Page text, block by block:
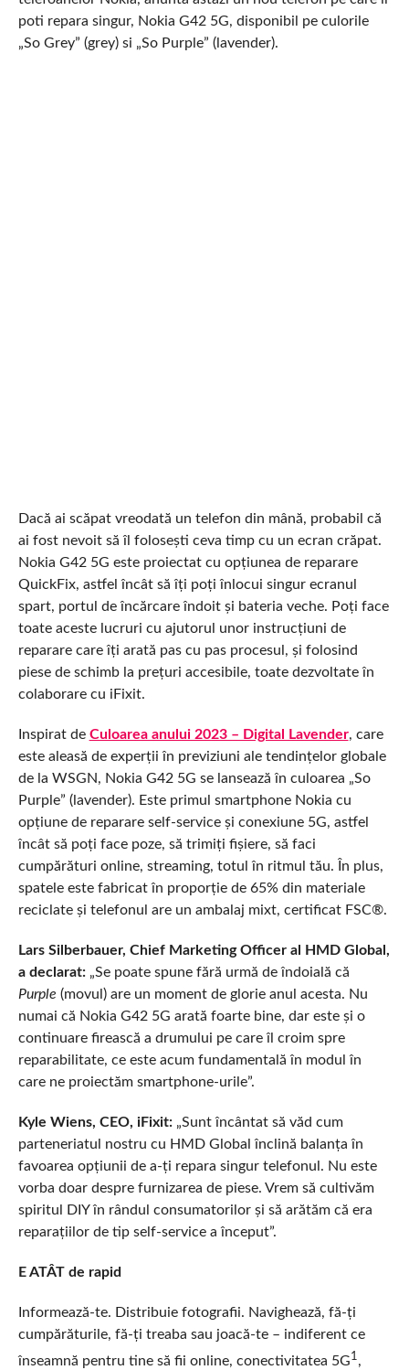
poti repara singur, Nokia G42 5G, disponibil pe culorile
„So Grey” (grey) si „So Purple” (lavender).
Dacă ai scăpat vreodată un telefon din mână, probabil că
ai fost nevoit să îl folosești ceva timp cu un ecran crăpat.
Nokia G42 5G este proiectat cu opțiunea de reparare
QuickFix, astfel încât să îți poți înlocui singur ecranul
spart, portul de încărcare îndoit și bateria veche. Poți face
toate aceste lucruri cu ajutorul unor instrucțiuni de
reparare care îți arată pas cu pas procesul, și folosind
piese de schimb la prețuri accesibile, toate dezvoltate în
colaborare cu iFixit.
Inspirat de Culoarea anului 2023 – Digital Lavender, care
este aleasă de experții în previziuni ale tendințelor globale
de la WSGN, Nokia G42 5G se lansează în culoarea „So
Purple” (lavender). Este primul smartphone Nokia cu
opțiune de reparare self-service și conexiune 5G, astfel
încât să poți face poze, să trimiți fișiere, să faci
cumpărături online, streaming, totul în ritmul tău. În plus,
spatele este fabricat în proporție de 65% din materiale
reciclate și telefonul are un ambalaj mixt, certificat FSC®.
Lars Silberbauer, Chief Marketing Officer al HMD Global,
a declarat:„Se poate spune fără urmă de îndoială că
Purple (movul) are un moment de glorie anul acesta. Nu
numai că Nokia G42 5G arată foarte bine, dar este și o
continuare firească a drumului pe care îl croim spre
reparabilitate, ce este acum fundamentală în modul în
care ne proiectăm smartphone-urile”.
Kyle Wiens, CEO, iFixit: „Sunt încântat să văd cum
parteneriatul nostru cu HMD Global înclină balanța în
favoarea opțiunii de a-ți repara singur telefonul. Nu este
vorba doar despre furnizarea de piese. Vrem să cultivăm
spiritul DIY în rândul consumatorilor și să arătăm că era
reparațiilor de tip self-service a început”.
E ATÂT de rapid
Informează-te. Distribuie fotografii. Navighează, fă-ți
cumpărăturile, fă-ți treaba sau joacă-te – indiferent ce
înseamnă pentru tine să fii online, conectivitatea 5G1,